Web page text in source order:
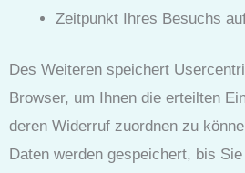
Zeitpunkt Ihres Besuchs
Des Weiteren speichert
Browser, um Ihnen die erteilten
deren Widerruf zuordnen zu
Daten werden gespeichert, bis